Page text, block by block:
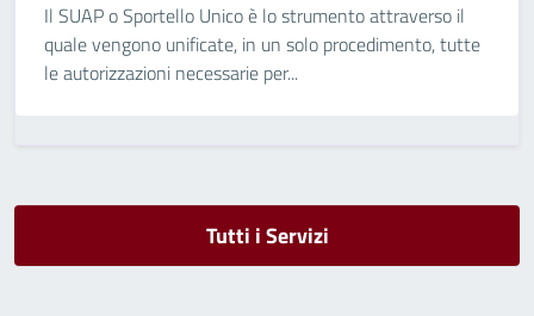
Il SUAP o Sportello Unico è lo strumento attraverso il
quale vengono unificate, in un solo procedimento, tutte
le autorizzazioni necessarie per...
Tutti i Servizi